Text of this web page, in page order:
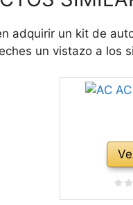
adquirir un kit de
un vistazo a los